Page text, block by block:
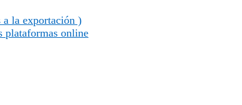
a la exportación )
plataformas online